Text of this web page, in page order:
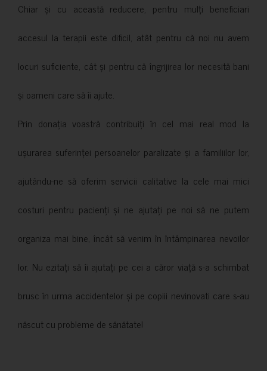
Chiar și cu această reducere, pentru mulți beneficiari
accesul la terapii este dificil, atât pentru că noi nu avem
locuri suficiente, cât și pentru că îngrijirea lor necesită bani
și oameni care să îi ajute.
Prin donația voastră contribuiți în cel mai real mod la
ușurarea suferinței persoanelor paralizate și a familiilor lor,
ajutându-ne să oferim servicii calitative la cele mai mici
costuri pentru pacienți și ne ajutați pe noi să ne putem
organiza mai bine, încât să venim în întâmpinarea nevoilor
lor. Nu ezitați să îi ajutați pe cei a căror viață s-a schimbat
brusc în urma accidentelor și pe copiii nevinovati care s-au
născut cu probleme de sănătate!